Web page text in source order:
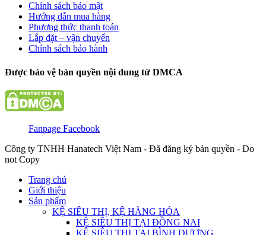
Chính sách bảo mật
Hướng dẫn mua hàng
Phương thức thanh toán
Lắp đặt – vận chuyển
Chính sách bảo hành
Được bảo vệ bản quyền nội dung từ DMCA
Fanpage Facebook
Công ty TNHH Hanatech Việt Nam - Đã đăng ký bản quyền - Do
not Copy
Trang chủ
Giới thiệu
Sản phẩm
KỆ SIÊU THỊ, KỆ HÀNG HÓA
KỆ SIÊU THỊ TẠI ĐỒNG NAI
KỆ SIÊU THỊ TẠI BÌNH DƯƠNG